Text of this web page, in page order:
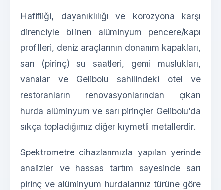
Hafifliği, dayanıklılığı ve korozyona karşı
direnciyle bilinen alüminyum pencere/kapı
profilleri, deniz araçlarının donanım kapakları,
sarı (pirinç) su saatleri, gemi muslukları,
vanalar ve Gelibolu sahilindeki otel ve
restoranların renovasyonlarından çıkan
hurda alüminyum ve sarı pirinçler Gelibolu’da
sıkça topladığımız diğer kıymetli metallerdir.
Spektrometre cihazlarımızla yapılan yerinde
analizler ve hassas tartım sayesinde sarı
pirinç ve alüminyum hurdalarınız türüne göre